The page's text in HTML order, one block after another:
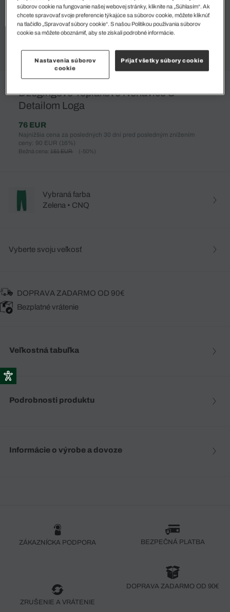
%
Džogingové Teplákové Nohavice S
Detailom Loga
76 EUR
Najnižšia cena za posledných 30 dní pred posledným znížením
ceny: 90 EUR (16%)
Bežná cena: 151 EUR (-50%)
Vybraná farba
Zelena • CNQ
Vyberte svoju veľkosť
DOPRAVA ZADARMO OD 90€
Bezplatné vrátenie
Veľkostná tabuľka
Podrobnosti produktu
Informácie o výrobe a dovoze
ZÁKAZNÍCKA PODPORA BEZPEČNÁ PLATBA
ZRUŠENIE A VRÁTENIE
DOPRAVA ZADARMO OD 90€
súborov cookie na fungovanie našej webovej stránky, kliknite na „Súhlasím“. Ak
chcete spravovať svoje preferencie týkajúce sa súborov cookie, môžete kliknúť
na tlačidlo „Spravovať súbory cookie“. S našou Politikou používania súborov
cookie sa môžete oboznámiť, aby ste získali podrobné informácie.
Nastavenia súborov
cookie
Prijať všetky súbory cookie